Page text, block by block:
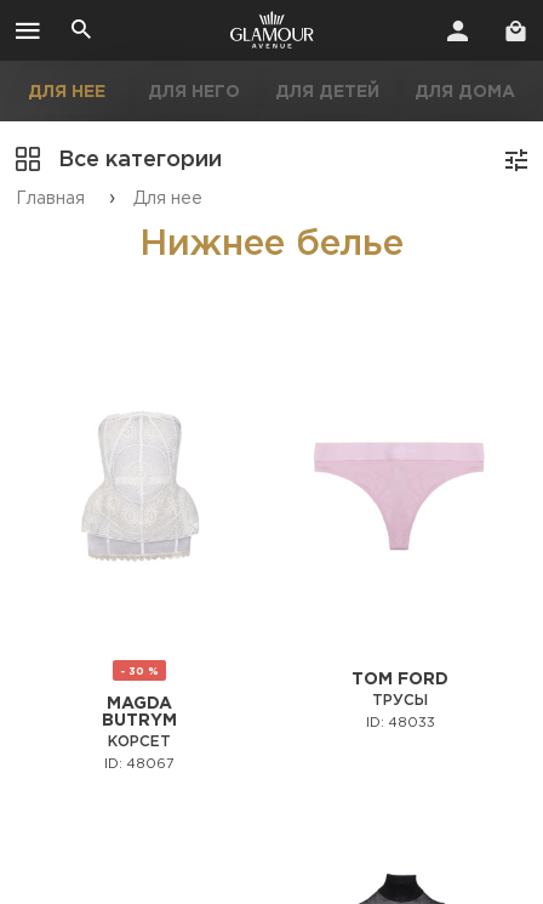
ДЛЯ НЕЕ ДЛЯ НЕГО ДЛЯ ДЕТЕЙ ДЛЯ ДОМА
Все категории
Главная › Для нее
Нижнее белье
- 30 %
MAGDA
BUTRYM
КОРСЕТ
ID: 48067
TOM FORD
ТРУСЫ
ID: 48033